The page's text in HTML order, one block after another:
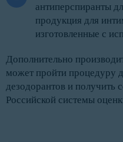
антиперспиранты
продукция для
изготовленные с
Дополнительно
может пройти процедуру
дезодорантов и получить
Российской системы